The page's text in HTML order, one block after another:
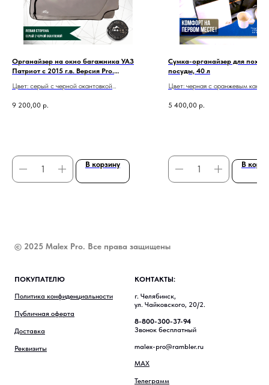
Органайзер на окно багажника УАЗ
Патриот с 2015 г.в. Версия Pro.
Цвет: серый с черной окантовкой
Установка через сверление
9 200,00 р.
В корзину
Сумка-органайзер для
посуды, 40 л
Цвет: черная с оранжевым
перегородки, разделочная
5 400,00 р.
В
© 2025 Malex Pro. Все права защищены
ПОКУПАТЕЛЮ
Политика конфиденциальности
Публичная оферта
Доставка
Реквизиты
КОНТАКТЫ:
г. Челябинск,
ул. Чайковского, 20/2.
8-800-300-37-94
Звонок бесплатный
malex-pro@rambler.ru
MAX
Телеграмм